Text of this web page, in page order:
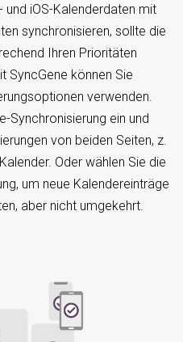
und iOS-Kalenderdaten mit
synchronisieren, sollte die
Ihren Prioritäten
SyncGene können Sie
verwenden.
Synchronisierung ein und
von beiden Seiten, z.
Oder wählen Sie die
um neue Kalendereinträge
aber nicht umgekehrt.